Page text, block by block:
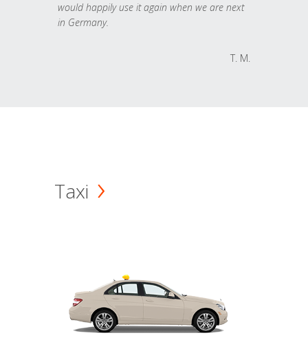
would happily use it again when we are next
in Germany.
T. M.
Taxi